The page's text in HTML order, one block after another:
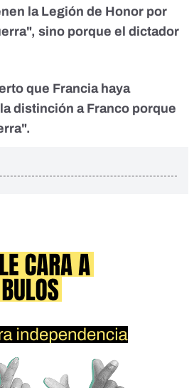
la Legión de Honor por
sino porque el dictador
que Francia haya
distinción a Franco porque